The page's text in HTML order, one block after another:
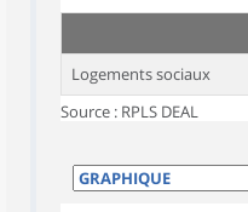
Logements sociaux
Source : RPLS DEAL